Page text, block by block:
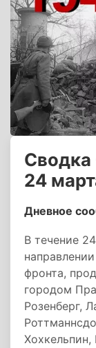
24
Дневное
В течение
фронта,
городом
Розенберг,
Хохкельпин,